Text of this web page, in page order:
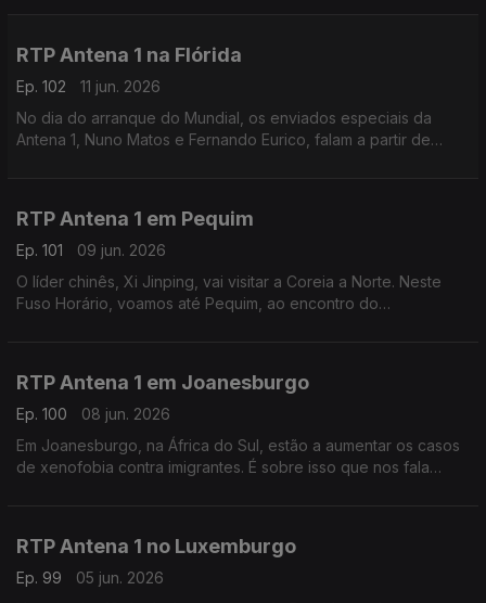
RTP Antena 1 na Flórida
Ep. 102
11 jun. 2026
No dia do arranque do Mundial, os enviados especiais da
Antena 1, Nuno Matos e Fernando Eurico, falam a partir de
RTP Antena 1 em Pequim
Ep. 101
09 jun. 2026
O líder chinês, Xi Jinping, vai visitar a Coreia a Norte. Neste
Fuso Horário, voamos até Pequim, ao encontro do
RTP Antena 1 em Joanesburgo
Ep. 100
08 jun. 2026
Em Joanesburgo, na África do Sul, estão a aumentar os casos
de xenofobia contra imigrantes. É sobre isso que nos fala
RTP Antena 1 no Luxemburgo
Ep. 99
05 jun. 2026